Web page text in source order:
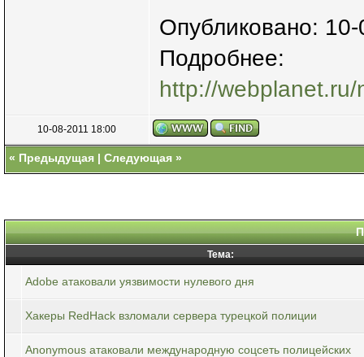
Опубликовано:
Подробнее:
http://
10-08-2011 18:00
« Предыдущая | Следующая »
Тема:
Adobe атаковали уязвимости нулевого дня
Хакеры RedHack взломали сервера турецкой полиции
Anonymous атаковали международную соцсеть полицейских